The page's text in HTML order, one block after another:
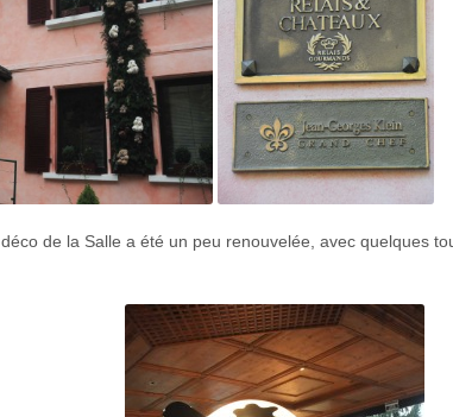
de la Salle a été un peu renouvelée, avec quelques